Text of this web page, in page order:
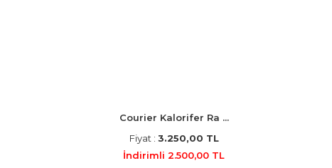
Courier Kalorifer Ra ...
Fiyat : 3.250,00 TL
İndirimli 2.500,00 TL